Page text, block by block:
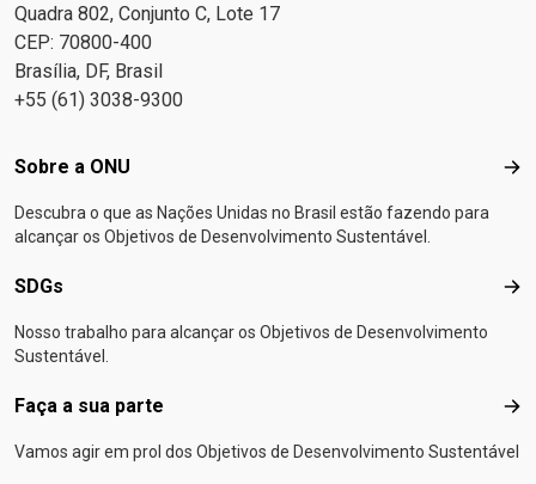
Quadra 802, Conjunto C, Lote 17
CEP: 70800-400
Brasília, DF, Brasil
+55 (61) 3038-9300
Footer menu
Sobre a ONU
Descubra o que as Nações Unidas no Brasil estão fazendo para
alcançar os Objetivos de Desenvolvimento Sustentável.
SDGs
Nosso trabalho para alcançar os Objetivos de Desenvolvimento
Sustentável.
Faça a sua parte
Vamos agir em prol dos Objetivos de Desenvolvimento Sustentável